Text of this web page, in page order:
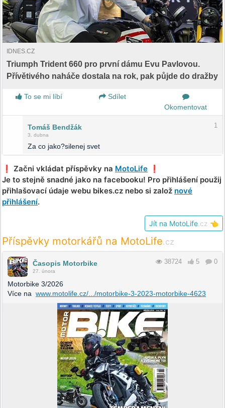
IDNES.CZ
Triumph Trident 660 pro první dámu Evu Pavlovou.
Přívětivého naháče dostala na rok, pak půjde do dražby
To se mi líbí
Sdílet
Okomentovat
Tomáš Bendžák
3. dubna
1
Za co jako?silenej svet
❗️ Začni vkládat příspěvky na MotoLife ❗️
Je to stejně snadné jako na facebooku! Pro přihlášení použij
přihlašovací údaje webu bikes.cz nebo si založ nové
přihlášení.
Jít na MotoLife .cz 👈
Příspěvky motorkářů na MotoLife.cz
Časopis Motorbike
27. února
38724 5 0
Motorbike 3/2026
Více na www.motolife.cz/.../motorbike-3-2023-motorbike-4623